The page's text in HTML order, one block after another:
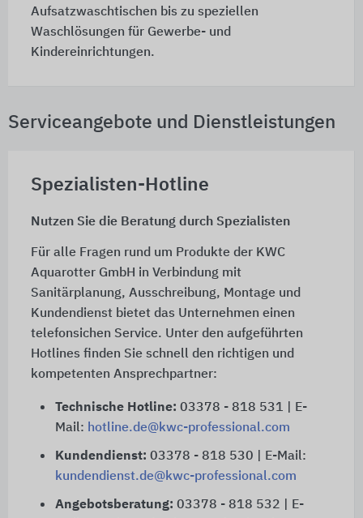
Aufsatzwaschtischen bis zu speziellen
Waschlösungen für Gewerbe- und
Kindereinrichtungen.
Serviceangebote und Dienstleistungen
Spezialisten-Hotline
Nutzen Sie die Beratung durch Spezialisten
Für alle Fragen rund um Produkte der KWC
Aquarotter GmbH in Verbindung mit
Sanitärplanung, Ausschreibung, Montage und
Kundendienst bietet das Unternehmen einen
telefonsichen Service. Unter den aufgeführten
Hotlines finden Sie schnell den richtigen und
kompetenten Ansprechpartner:
Technische Hotline: 03378 - 818 531 | E-
Mail: hotline.de@kwc-professional.com
Kundendienst: 03378 - 818 530 | E-Mail:
kundendienst.de@kwc-professional.com
Angebotsberatung: 03378 - 818 532 | E-